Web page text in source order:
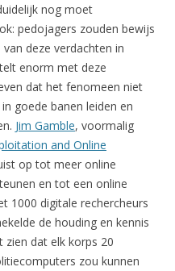
nog moet
pedojagers zouden bewijs
deze verdachten in
enorm met deze
dat het fenomeen niet
goede banen leiden en
Jim Gamble, voormalig
and Online
op tot meer online
en tot een online
1000 digitale rechercheurs
de houding en kennis
zien dat elk korps 20
zou kunnen